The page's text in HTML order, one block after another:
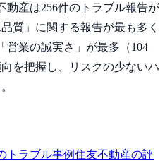
動産は256件のトラブル報告が
質」に関する報告が最も多く
営業の誠実さ」が最多（104
を把握し、リスクの少ないハ
トラブル事例住友不動産の評